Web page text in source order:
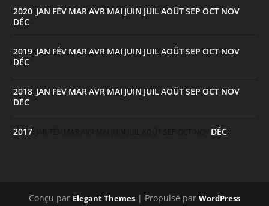
2020 JAN FÉV MAR AVR MAI JUIN JUIL AOÛTSEP OCT NOV
DÉC
2019 JAN FÉV MAR AVR MAI JUIN JUIL AOÛTSEP OCT NOV
DÉC
2018 JAN FÉV MAR AVR MAI JUIN JUIL AOÛTSEP OCT NOV
DÉC
2017 DÉC
Conçu par Elegant Themes | Propulsé par WordPress